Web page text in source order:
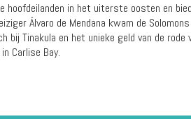
in het uiterste oosten en
Álvaro de Mendana kwam de
bij Tinakula en het unieke geld van de
Carlise Bay.